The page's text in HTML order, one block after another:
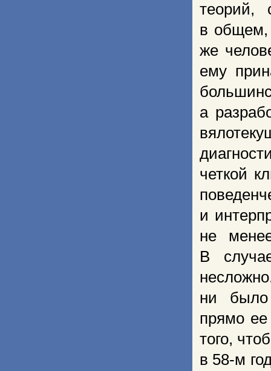
теорий,
в общем,
же
ему
а
четкой
и
не
В
ни
прямо ее
того,
в 58-м